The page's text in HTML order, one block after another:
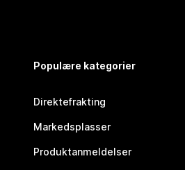
Populære kategorier
Direktefrakting
Markedsplasser
Produktanmeldelser